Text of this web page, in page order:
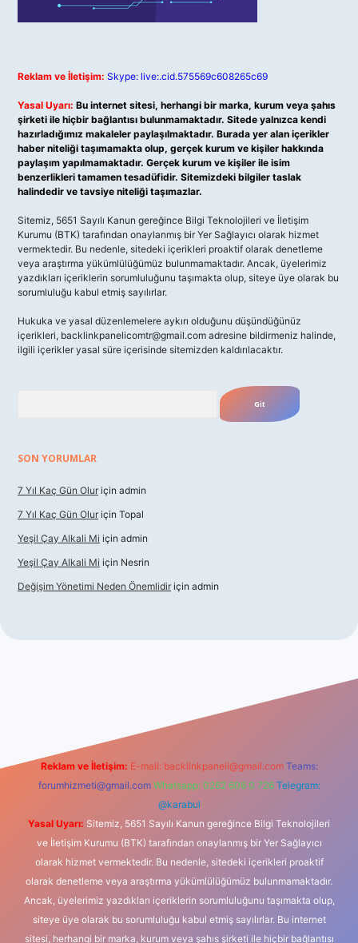
Reklam ve İletişim: Skype: live:.cid.575569c608265c69
Yasal Uyarı: Bu internet sitesi, herhangi bir marka, kurum veya şahıs
şirketi ile hiçbir bağlantısı bulunmamaktadır. Sitede yalnızca kendi
hazırladığımız makaleler paylaşılmaktadır. Burada yer alan içerikler
haber niteliği taşımamakta olup, gerçek kurum ve kişiler hakkında
paylaşım yapılmamaktadır. Gerçek kurum ve kişiler ile isim
benzerlikleri tamamen tesadüfidir. Sitemizdeki bilgiler taslak
halindedir ve tavsiye niteliği taşımazlar.
Sitemiz, 5651 Sayılı Kanun gereğince Bilgi Teknolojileri ve İletişim
Kurumu (BTK) tarafından onaylanmış bir Yer Sağlayıcı olarak hizmet
vermektedir. Bu nedenle, sitedeki içerikleri proaktif olarak denetleme
veya araştırma yükümlülüğümüz bulunmamaktadır. Ancak, üyelerimiz
yazdıkları içeriklerin sorumluluğunu taşımakta olup, siteye üye olarak bu
sorumluluğu kabul etmiş sayılırlar.
Hukuka ve yasal düzenlemelere aykırı olduğunu düşündüğünüz
içerikleri, backlinkpanelicomtr@gmail.com adresine bildirmeniz halinde,
ilgili içerikler yasal süre içerisinde sitemizden kaldırılacaktır.
SON YORUMLAR
7 Yıl Kaç Gün Olur için admin
7 Yıl Kaç Gün Olur için Topal
Yeşil Çay Alkali Mi için admin
Yeşil Çay Alkali Mi için Nesrin
Değişim Yönetimi Neden Önemlidir için admin
Reklam ve İletişim: E-mail: backlinkpaneli@gmail.com Teams:
forumhizmeti@gmail.com Whatsapp: 0262 606 0 726 Telegram:
@karabul
Yasal Uyarı: Sitemiz, 5651 Sayılı Kanun gereğince Bilgi Teknolojileri
ve İletişim Kurumu (BTK) tarafından onaylanmış bir Yer Sağlayıcı
olarak hizmet vermektedir. Bu nedenle, sitedeki içerikleri proaktif
olarak denetleme veya araştırma yükümlülüğümüz bulunmamaktadır.
Ancak, üyelerimiz yazdıkları içeriklerin sorumluluğunu taşımakta olup,
siteye üye olarak bu sorumluluğu kabul etmiş sayılırlar. Bu internet
sitesi, herhangi bir marka, kurum veya şahıs şirketi ile hiçbir bağlantısı